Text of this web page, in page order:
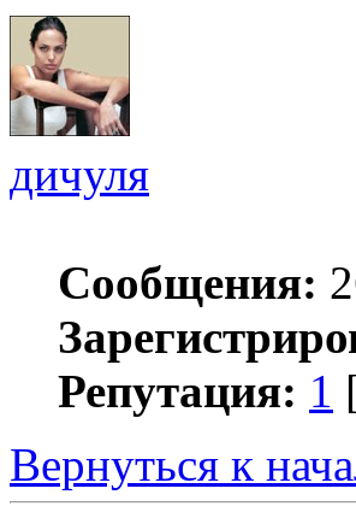
дичуля
Сообщения:
Репутация: 1
Вернуться к